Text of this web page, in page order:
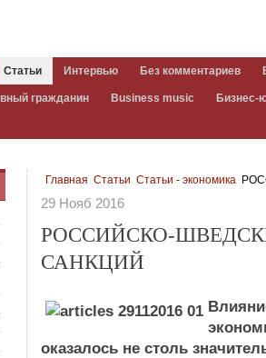
Статьи Интервью Без комментариев
гражданин Business music Бизнес-
Главная Статьи Статьи - экономика
29 Нояб 2016
РОССИЙСКО-
САНКЦИЙ
оказалось не столь